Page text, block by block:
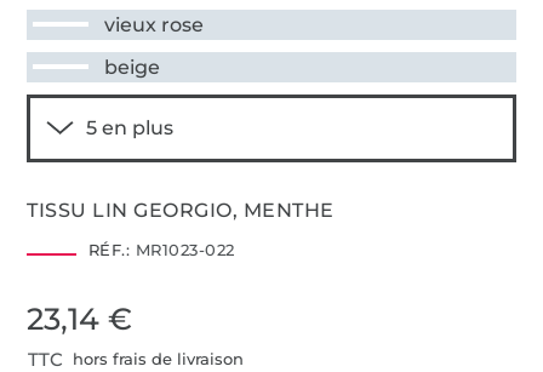
vieux rose
beige
TISSU LIN GEORGIO, MENTHE
RÉF.: MR1023-022
23,14 €
TTC hors frais de livraison